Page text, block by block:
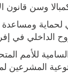
وسن قانون
لحماية ومساعدة
للأمم
المشرعين